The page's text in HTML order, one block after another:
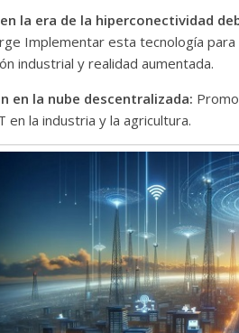
la era de la hiperconectividad
Implementar esta tecnología
industrial y realidad aumentada.
en la nube descentralizada:
en la industria y la agricultura.
G. Navarro 0
3